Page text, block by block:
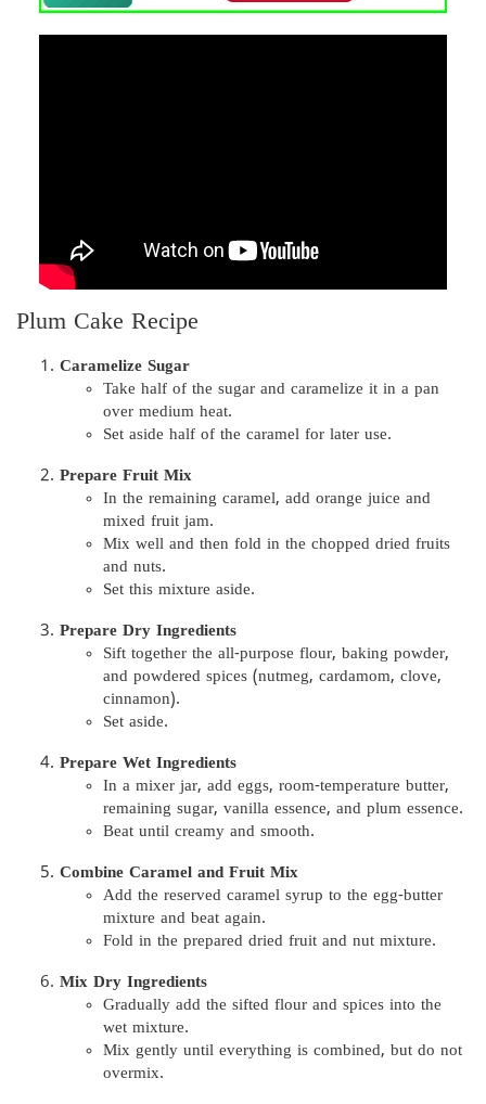
Plum Cake Recipe
Caramelize Sugar
Take half of the sugar and caramelize it in a pan
over medium heat.
Set aside half of the caramel for later use.
Prepare Fruit Mix
In the remaining caramel, add orange juice and
mixed fruit jam.
Mix well and then fold in the chopped dried fruits
and nuts.
Set this mixture aside.
Prepare Dry Ingredients
Sift together the all-purpose flour, baking powder,
and powdered spices (nutmeg, cardamom, clove,
cinnamon).
Set aside.
Prepare Wet Ingredients
In a mixer jar, add eggs, room-temperature butter,
remaining sugar, vanilla essence, and plum essence.
Beat until creamy and smooth.
Combine Caramel and Fruit Mix
Add the reserved caramel syrup to the egg-butter
mixture and beat again.
Fold in the prepared dried fruit and nut mixture.
Mix Dry Ingredients
Gradually add the sifted flour and spices into the
wet mixture.
Mix gently until everything is combined, but do not
overmix.